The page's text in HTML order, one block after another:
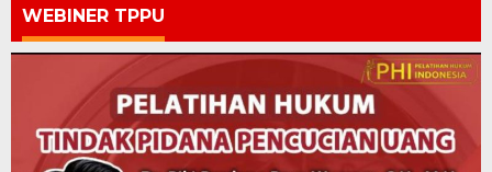
WEBINER TPPU